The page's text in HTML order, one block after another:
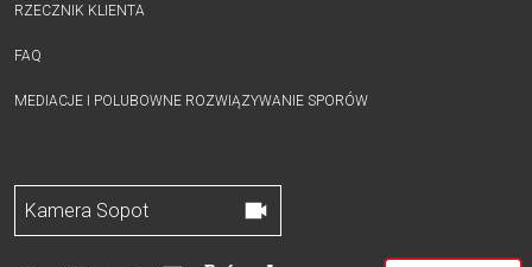
RZECZNIK KLIENTA
FAQ
MEDIACJE I POLUBOWNE ROZWIĄZYWANIE SPORÓW
Kamera Sopot